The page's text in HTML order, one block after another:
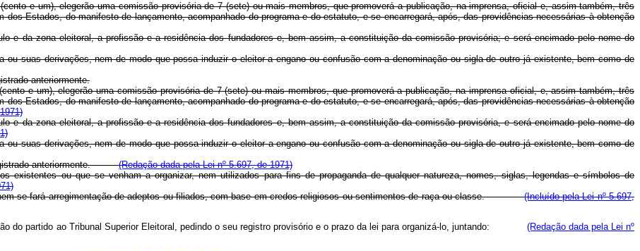
e um), elegerão uma comissão provisória de 7 (sete) ou mais membros, que promoverá a publicação, na imprensa, oficial e, assim também, três
Estados, do manifesto de lançamento, acompanhado do programa e do estatuto, e se encarregará, após, das providências necessárias à obtenção
e da zona eleitoral, a profissão e a residência dos fundadores e, bem assim, a constituição da comissão provisória; e será encimado pelo nome do
suas derivações, nem de modo que possa induzir o eleitor a engano ou confusão com a denominação ou sigla de outro já existente, bem como de
anteriormente.
e um), elegerão uma comissão provisória de 7 (sete) ou mais membros, que promoverá a publicação, na imprensa oficial, e, assim também, três
Estados, do manifesto de lançamento, acompanhado do programa e do estatuto, e se encarregará, após, das providências necessárias à obtenção
e da zona eleitoral, a profissão e a residência dos fundadores e, bem assim, a constituição da comissão provisória, e será encimado pelo nome do
ou suas derivações, nem de modo que possa induzir o eleitor a engano ou confusão com a denominação ou sigla de outro já existente, bem como de
registrado anteriormente.(Redação dada pela Lei nº 5.697, de 1971)
existentes ou que se venham a organizar, nem utilizados para fins de propaganda de qualquer natureza, nomes, siglas, legendas e símbolos de
nem se fará arregimentação de adeptos ou filiados, com base em credos religiosos ou sentimentos de raça ou classe.(Incluído pela Lei nº 5.697,
do partido ao Tribunal Superior Eleitoral, pedindo o seu registro provisório e o prazo da lei para organizá-lo, juntando: (Redação dada pela Lei nº